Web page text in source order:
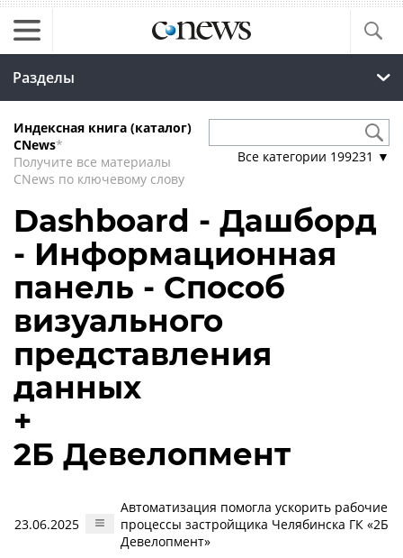
Разделы
Индексная книга (каталог)
CNews*
Получите все материалы
CNews по ключевому слову
Все категории 199231 ▼
Dashboard - Дашборд
- Информационная
панель - Способ
визуального
представления
данных
+
2Б Девелопмент
23.06.2025
Автоматизация помогла ускорить рабочие
процессы застройщика Челябинска ГК «2Б
Девелопмент»